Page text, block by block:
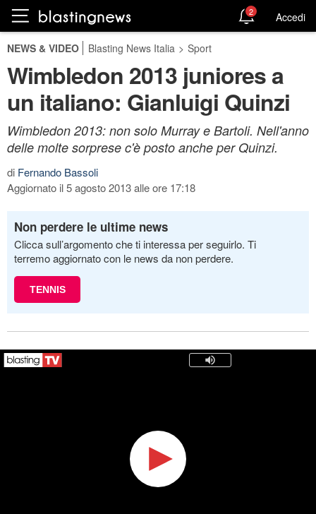
2 Accedi
NEWS & VIDEO Blasting News Italia > Sport
Wimbledon 2013 juniores a
un italiano: Gianluigi Quinzi
Wimbledon 2013: non solo Murray e Bartoli. Nell'anno
delle molte sorprese c'è posto anche per Quinzi.
di Fernando Bassoli
Aggiornato il 5 agosto 2013 alle ore 17:18
Non perdere le ultime news
Clicca sull’argomento che ti interessa per seguirlo. Ti
terremo aggiornato con le news da non perdere.
TENNIS